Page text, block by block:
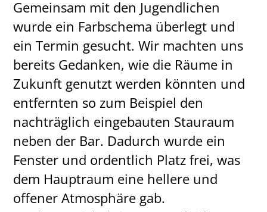
Gemeinsam mit den Jugendlichen
wurde ein Farbschema überlegt und
ein Termin gesucht. Wir machten uns
bereits Gedanken, wie die Räume in
Zukunft genutzt werden könnten und
entfernten so zum Beispiel den
nachträglich eingebauten Stauraum
neben der Bar. Dadurch wurde ein
Fenster und ordentlich Platz frei, was
dem Hauptraum eine hellere und
offener Atmosphäre gab.